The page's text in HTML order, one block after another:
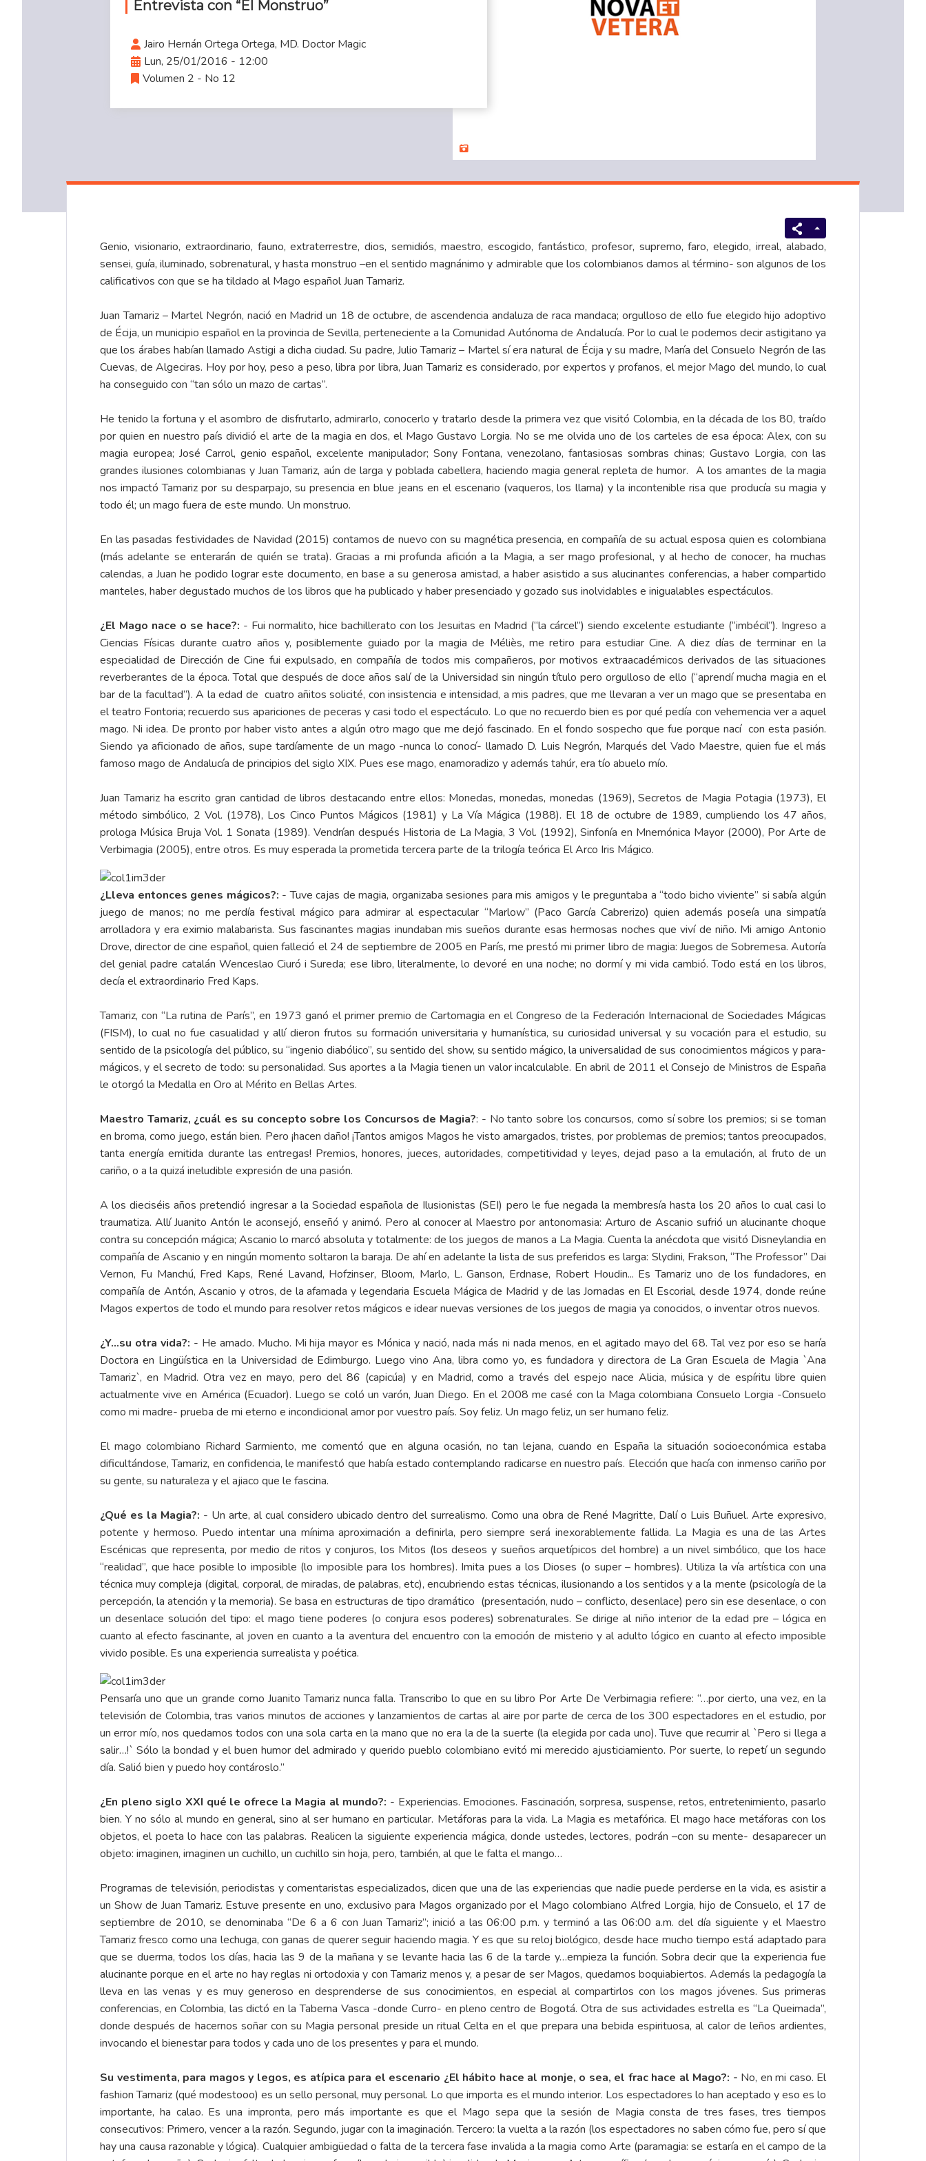
Entrevista con “El Monstruo”
Jairo Hernán Ortega Ortega, MD. Doctor Magic
Lun, 25/01/2016 - 12:00
Volumen 2 - No 12
Genio, visionario, extraordinario, fauno, extraterrestre, dios, semidiós, maestro, escogido, fantástico, profesor, supremo, faro, elegido, irreal, alabado,
sensei, guía, iluminado, sobrenatural, y hasta monstruo –en el sentido magnánimo y admirable que los colombianos damos al término- son algunos de los
calificativos con que se ha tildado al Mago español Juan Tamariz.
Juan Tamariz – Martel Negrón, nació en Madrid un 18 de octubre, de ascendencia andaluza de raca mandaca; orgulloso de ello fue elegido hijo adoptivo
de Écija, un municipio español en la provincia de Sevilla, perteneciente a la Comunidad Autónoma de Andalucía. Por lo cual le podemos decir astigitano ya
que los árabes habían llamado Astigi a dicha ciudad. Su padre, Julio Tamariz – Martel sí era natural de Écija y su madre, María del Consuelo Negrón de las
Cuevas, de Algeciras. Hoy por hoy, peso a peso, libra por libra, Juan Tamariz es considerado, por expertos y profanos, el mejor Mago del mundo, lo cual
ha conseguido con “tan sólo un mazo de cartas”.
He tenido la fortuna y el asombro de disfrutarlo, admirarlo, conocerlo y tratarlo desde la primera vez que visitó Colombia, en la década de los 80, traído
por quien en nuestro país dividió el arte de la magia en dos, el Mago Gustavo Lorgia. No se me olvida uno de los carteles de esa época: Alex, con su
magia europea; José Carrol, genio español, excelente manipulador; Sony Fontana, venezolano, fantasiosas sombras chinas; Gustavo Lorgia, con las
grandes ilusiones colombianas y Juan Tamariz, aún de larga y poblada cabellera, haciendo magia general repleta de humor. A los amantes de la magia
nos impactó Tamariz por su desparpajo, su presencia en blue jeans en el escenario (vaqueros, los llama) y la incontenible risa que producía su magia y
todo él; un mago fuera de este mundo. Un monstruo.
En las pasadas festividades de Navidad (2015) contamos de nuevo con su magnética presencia, en compañía de su actual esposa quien es colombiana
(más adelante se enterarán de quién se trata). Gracias a mi profunda afición a la Magia, a ser mago profesional, y al hecho de conocer, ha muchas
calendas, a Juan he podido lograr este documento, en base a su generosa amistad, a haber asistido a sus alucinantes conferencias, a haber compartido
manteles, haber degustado muchos de los libros que ha publicado y haber presenciado y gozado sus inolvidables e inigualables espectáculos.
¿El Mago nace o se hace?: - Fui normalito, hice bachillerato con los Jesuitas en Madrid (“la cárcel”) siendo excelente estudiante (“imbécil”). Ingreso a
Ciencias Físicas durante cuatro años y, posiblemente guiado por la magia de Méliès, me retiro para estudiar Cine. A diez días de terminar en la
especialidad de Dirección de Cine fui expulsado, en compañía de todos mis compañeros, por motivos extraacadémicos derivados de las situaciones
reverberantes de la época. Total que después de doce años salí de la Universidad sin ningún título pero orgulloso de ello (“aprendí mucha magia en el
bar de la facultad”). A la edad de cuatro añitos solicité, con insistencia e intensidad, a mis padres, que me llevaran a ver un mago que se presentaba en
el teatro Fontoria; recuerdo sus apariciones de peceras y casi todo el espectáculo. Lo que no recuerdo bien es por qué pedía con vehemencia ver a aquel
mago. Ni idea. De pronto por haber visto antes a algún otro mago que me dejó fascinado. En el fondo sospecho que fue porque nací con esta pasión.
Siendo ya aficionado de años, supe tardíamente de un mago -nunca lo conocí- llamado D. Luis Negrón, Marqués del Vado Maestre, quien fue el más
famoso mago de Andalucía de principios del siglo XIX. Pues ese mago, enamoradizo y además tahúr, era tío abuelo mío.
Juan Tamariz ha escrito gran cantidad de libros destacando entre ellos: Monedas, monedas, monedas (1969), Secretos de Magia Potagia (1973), El
método simbólico, 2 Vol. (1978), Los Cinco Puntos Mágicos (1981) y La Vía Mágica (1988). El 18 de octubre de 1989, cumpliendo los 47 años,
prologa Música Bruja Vol. 1 Sonata (1989). Vendrían después Historia de La Magia, 3 Vol. (1992), Sinfonía en Mnemónica Mayor (2000), Por Arte de
Verbimagia (2005), entre otros. Es muy esperada la prometida tercera parte de la trilogía teórica El Arco Iris Mágico.
¿Lleva entonces genes mágicos?: - Tuve cajas de magia, organizaba sesiones para mis amigos y le preguntaba a “todo bicho viviente” si sabía algún
juego de manos; no me perdía festival mágico para admirar al espectacular “Marlow” (Paco García Cabrerizo) quien además poseía una simpatía
arrolladora y era eximio malabarista. Sus fascinantes magias inundaban mis sueños durante esas hermosas noches que viví de niño. Mi amigo Antonio
Drove, director de cine español, quien falleció el 24 de septiembre de 2005 en París, me prestó mi primer libro de magia: Juegos de Sobremesa. Autoría
del genial padre catalán Wenceslao Ciuró i Sureda; ese libro, literalmente, lo devoré en una noche; no dormí y mi vida cambió. Todo está en los libros,
decía el extraordinario Fred Kaps.
Tamariz, con “La rutina de París”, en 1973 ganó el primer premio de Cartomagia en el Congreso de la Federación Internacional de Sociedades Mágicas
(FISM), lo cual no fue casualidad y allí dieron frutos su formación universitaria y humanística, su curiosidad universal y su vocación para el estudio, su
sentido de la psicología del público, su “ingenio diabólico”, su sentido del show, su sentido mágico, la universalidad de sus conocimientos mágicos y para-
mágicos, y el secreto de todo: su personalidad. Sus aportes a la Magia tienen un valor incalculable. En abril de 2011 el Consejo de Ministros de España
le otorgó la Medalla en Oro al Mérito en Bellas Artes.
Maestro Tamariz, ¿cuál es su concepto sobre los Concursos de Magia?: - No tanto sobre los concursos, como sí sobre los premios; si se toman
en broma, como juego, están bien. Pero ¡hacen daño! ¡Tantos amigos Magos he visto amargados, tristes, por problemas de premios; tantos preocupados,
tanta energía emitida durante las entregas! Premios, honores, jueces, autoridades, competitividad y leyes, dejad paso a la emulación, al fruto de un
cariño, o a la quizá ineludible expresión de una pasión.
A los dieciséis años pretendió ingresar a la Sociedad española de Ilusionistas (SEI) pero le fue negada la membresía hasta los 20 años lo cual casi lo
traumatiza. Allí Juanito Antón le aconsejó, enseñó y animó. Pero al conocer al Maestro por antonomasia: Arturo de Ascanio sufrió un alucinante choque
contra su concepción mágica; Ascanio lo marcó absoluta y totalmente: de los juegos de manos a La Magia. Cuenta la anécdota que visitó Disneylandia en
compañía de Ascanio y en ningún momento soltaron la baraja. De ahí en adelante la lista de sus preferidos es larga: Slydini, Frakson, “The Professor” Dai
Vernon, Fu Manchú, Fred Kaps, René Lavand, Hofzinser, Bloom, Marlo, L. Ganson, Erdnase, Robert Houdin... Es Tamariz uno de los fundadores, en
compañía de Antón, Ascanio y otros, de la afamada y legendaria Escuela Mágica de Madrid y de las Jornadas en El Escorial, desde 1974, donde reúne
Magos expertos de todo el mundo para resolver retos mágicos e idear nuevas versiones de los juegos de magia ya conocidos, o inventar otros nuevos.
¿Y…su otra vida?: - He amado. Mucho. Mi hija mayor es Mónica y nació, nada más ni nada menos, en el agitado mayo del 68. Tal vez por eso se haría
Doctora en Lingüística en la Universidad de Edimburgo. Luego vino Ana, libra como yo, es fundadora y directora de La Gran Escuela de Magia `Ana
Tamariz`, en Madrid. Otra vez en mayo, pero del 86 (capicúa) y en Madrid, como a través del espejo nace Alicia, música y de espíritu libre quien
actualmente vive en América (Ecuador). Luego se coló un varón, Juan Diego. En el 2008 me casé con la Maga colombiana Consuelo Lorgia -Consuelo
como mi madre- prueba de mi eterno e incondicional amor por vuestro país. Soy feliz. Un mago feliz, un ser humano feliz.
El mago colombiano Richard Sarmiento, me comentó que en alguna ocasión, no tan lejana, cuando en España la situación socioeconómica estaba
dificultándose, Tamariz, en confidencia, le manifestó que había estado contemplando radicarse en nuestro país. Elección que hacía con inmenso cariño por
su gente, su naturaleza y el ajiaco que le fascina.
¿Qué es la Magia?: - Un arte, al cual considero ubicado dentro del surrealismo. Como una obra de René Magritte, Dalí o Luis Buñuel. Arte expresivo,
potente y hermoso. Puedo intentar una mínima aproximación a definirla, pero siempre será inexorablemente fallida. La Magia es una de las Artes
Escénicas que representa, por medio de ritos y conjuros, los Mitos (los deseos y sueños arquetípicos del hombre) a un nivel simbólico, que los hace
“realidad”, que hace posible lo imposible (lo imposible para los hombres). Imita pues a los Dioses (o super – hombres). Utiliza la vía artística con una
técnica muy compleja (digital, corporal, de miradas, de palabras, etc), encubriendo estas técnicas, ilusionando a los sentidos y a la mente (psicología de la
percepción, la atención y la memoria). Se basa en estructuras de tipo dramático (presentación, nudo – conflicto, desenlace) pero sin ese desenlace, o con
un desenlace solución del tipo: el mago tiene poderes (o conjura esos poderes) sobrenaturales. Se dirige al niño interior de la edad pre – lógica en
cuanto al efecto fascinante, al joven en cuanto a la aventura del encuentro con la emoción de misterio y al adulto lógico en cuanto al efecto imposible
vivido posible. Es una experiencia surrealista y poética.
Pensaría uno que un grande como Juanito Tamariz nunca falla. Transcribo lo que en su libro Por Arte De Verbimagia refiere: “…por cierto, una vez, en la
televisión de Colombia, tras varios minutos de acciones y lanzamientos de cartas al aire por parte de cerca de los 300 espectadores en el estudio, por
un error mío, nos quedamos todos con una sola carta en la mano que no era la de la suerte (la elegida por cada uno). Tuve que recurrir al `Pero si llega a
salir…!` Sólo la bondad y el buen humor del admirado y querido pueblo colombiano evitó mi merecido ajusticiamiento. Por suerte, lo repetí un segundo
día. Salió bien y puedo hoy contároslo.”
¿En pleno siglo XXI qué le ofrece la Magia al mundo?: - Experiencias. Emociones. Fascinación, sorpresa, suspense, retos, entretenimiento, pasarlo
bien. Y no sólo al mundo en general, sino al ser humano en particular. Metáforas para la vida. La Magia es metafórica. El mago hace metáforas con los
objetos, el poeta lo hace con las palabras. Realicen la siguiente experiencia mágica, donde ustedes, lectores, podrán –con su mente- desaparecer un
objeto: imaginen, imaginen un cuchillo, un cuchillo sin hoja, pero, también, al que le falta el mango…
Programas de televisión, periodistas y comentaristas especializados, dicen que una de las experiencias que nadie puede perderse en la vida, es asistir a
un Show de Juan Tamariz. Estuve presente en uno, exclusivo para Magos organizado por el Mago colombiano Alfred Lorgia, hijo de Consuelo, el 17 de
septiembre de 2010, se denominaba “De 6 a 6 con Juan Tamariz”; inició a las 06:00 p.m. y terminó a las 06:00 a.m. del día siguiente y el Maestro
Tamariz fresco como una lechuga, con ganas de querer seguir haciendo magia. Y es que su reloj biológico, desde hace mucho tiempo está adaptado para
que se duerma, todos los días, hacia las 9 de la mañana y se levante hacia las 6 de la tarde y…empieza la función. Sobra decir que la experiencia fue
alucinante porque en el arte no hay reglas ni ortodoxia y con Tamariz menos y, a pesar de ser Magos, quedamos boquiabiertos. Además la pedagogía la
lleva en las venas y es muy generoso en desprenderse de sus conocimientos, en especial al compartirlos con los magos jóvenes. Sus primeras
conferencias, en Colombia, las dictó en la Taberna Vasca -donde Curro- en pleno centro de Bogotá. Otra de sus actividades estrella es “La Queimada”,
donde después de hacernos soñar con su Magia personal preside un ritual Celta en el que prepara una bebida espirituosa, al calor de leños ardientes,
invocando el bienestar para todos y cada uno de los presentes y para el mundo.
Su vestimenta, para magos y legos, es atípica para el escenario ¿El hábito hace al monje, o sea, el frac hace al Mago?: - No, en mi caso. El
fashion Tamariz (qué modestooo) es un sello personal, muy personal. Lo que importa es el mundo interior. Los espectadores lo han aceptado y eso es lo
importante, ha calao. Es una impronta, pero más importante es que el Mago sepa que la sesión de Magia consta de tres fases, tres tiempos
consecutivos: Primero, vencer a la razón. Segundo, jugar con la imaginación. Tercero: la vuelta a la razón (los espectadores no saben cómo fue, pero sí que
hay una causa razonable y lógica). Cualquier ambigüedad o falta de la tercera fase invalida a la magia como Arte (paramagia: se estaría en el campo de la